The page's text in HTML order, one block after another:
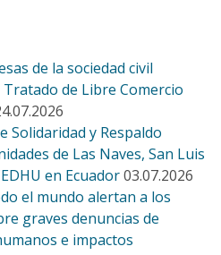
de la sociedad civil
Tratado de Libre Comercio
Solidaridad y Respaldo
de Las Naves, San Luis
en Ecuador03.07.2026
el mundo alertan a los
graves denuncias de
e impactos